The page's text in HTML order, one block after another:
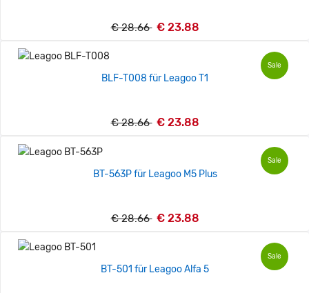
€ 28.66 € 23.88
Sale
BLF-T008 für Leagoo T1
€ 28.66 € 23.88
Sale
BT-563P für Leagoo M5 Plus
€ 28.66 € 23.88
Sale
BT-501 für Leagoo Alfa 5